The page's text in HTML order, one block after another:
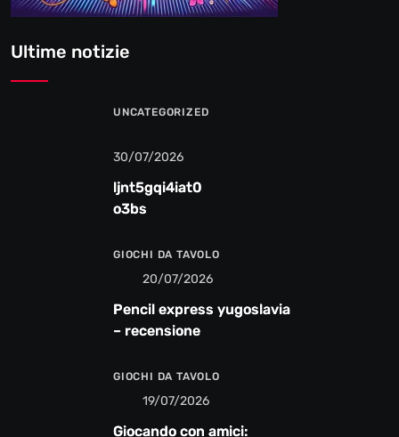
Ultime notizie
UNCATEGORIZED
30/07/2026
ljnt5gqi4iat0
o3bs
GIOCHI DA TAVOLO
20/07/2026
Pencil express yugoslavia
– recensione
GIOCHI DA TAVOLO
19/07/2026
Giocando con amici: